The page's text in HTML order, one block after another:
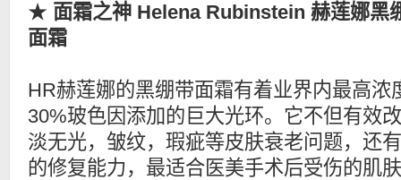
★ 面霜之神 Helena Rubinstein 赫莲娜黑
面霜
HR赫莲娜的黑绷带面霜有着业界内最高浓
30%玻色因添加的巨大光环。它不但有效
淡无光，皱纹，瑕疵等皮肤衰老问题，还
的修复能力，最适合医美手术后受伤的肌